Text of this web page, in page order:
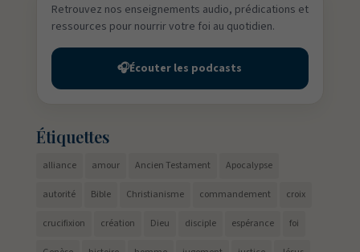
Retrouvez nos enseignements audio, prédications et
ressources pour nourrir votre foi au quotidien.
🎧Écouter les podcasts
Étiquettes
alliance amour Ancien Testament Apocalypse
autorité Bible Christianisme commandement croix
crucifixion création Dieu disciple espérance foi